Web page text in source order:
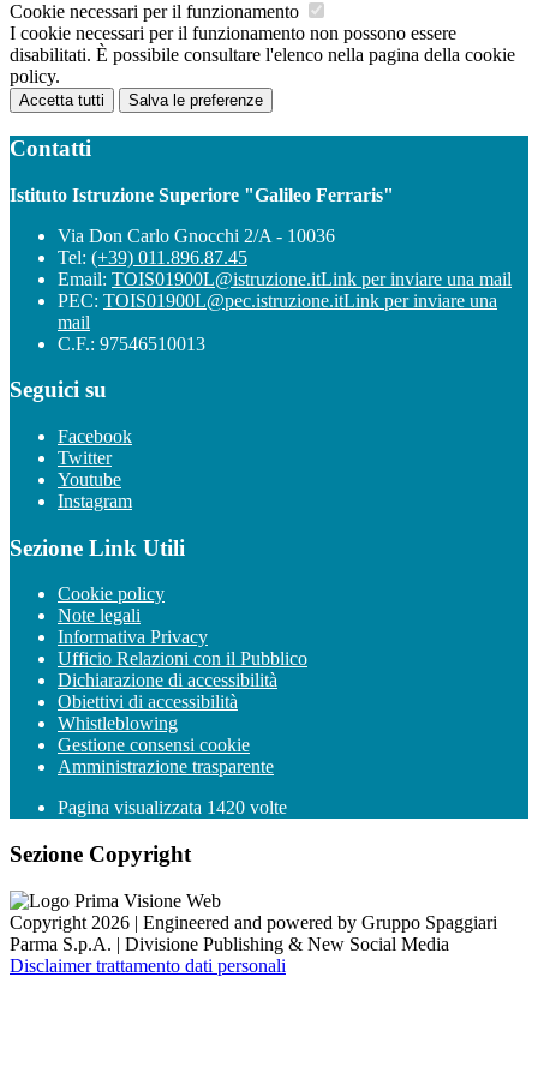
Cookie necessari per il funzionamento
I cookie necessari per il funzionamento non possono essere
disabilitati. È possibile consultare l'elenco nella pagina della cookie
policy.
Accetta tutti Salva le preferenze
Contatti
Istituto Istruzione Superiore "Galileo Ferraris"
Via Don Carlo Gnocchi 2/A - 10036
Tel: (+39) 011.896.87.45
Email: TOIS01900L@istruzione.itLink per inviare una mail
PEC: TOIS01900L@pec.istruzione.itLink per inviare una
mail
C.F.: 97546510013
Seguici su
Facebook
Twitter
Youtube
Instagram
Sezione Link Utili
Cookie policy
Note legali
Informativa Privacy
Ufficio Relazioni con il Pubblico
Dichiarazione di accessibilità
Obiettivi di accessibilità
Whistleblowing
Gestione consensi cookie
Amministrazione trasparente
Pagina visualizzata 1420 volte
Sezione Copyright
Copyright 2026 | Engineered and powered by Gruppo Spaggiari
Parma S.p.A. | Divisione Publishing & New Social Media
Disclaimer trattamento dati personali